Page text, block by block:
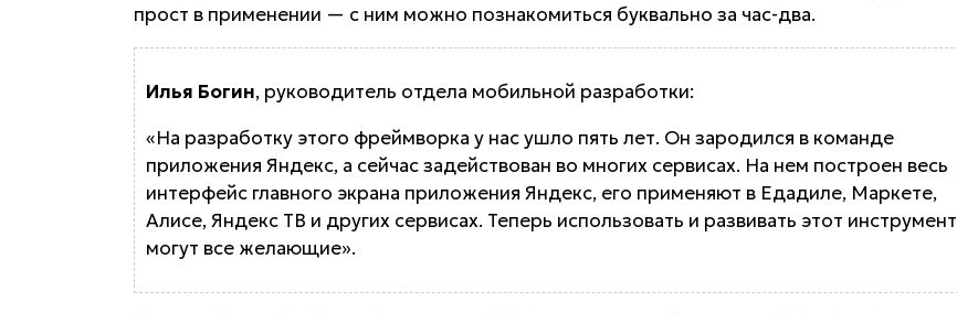
прост в применении — с ним можно познакомиться буквально за час-два.
Илья Богин, руководитель отдела мобильной разработки:
«На разработку этого фреймворка у нас ушло пять лет. Он зародился в команде
приложения Яндекс, а сейчас задействован во многих сервисах. На нем построен весь
интерфейс главного экрана приложения Яндекс, его применяют в Едадиле, Маркете,
Алисе, Яндекс ТВ и других сервисах. Теперь использовать и развивать этот инструмент
могут все желающие».